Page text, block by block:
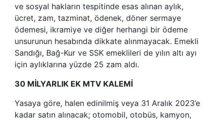
ve sosyal hakların tespitinde esas alınan aylık,
ücret, zam, tazminat, ödenek, döner sermaye
ödemesi, ikramiye ve diğer herhangi bir ödeme
unsurunun hesabında dikkate alınmayacak. Emekli
Sandığı, Bağ-Kur ve SSK emeklileri de yılın altı ayı
için aylıklarına yüzde 25 zam aldı.
30 MİLYARLIK EK MTV KALEMİ
Yasaya göre, halen edinilmiş veya 31 Aralık 2023’e
kadar satın alınacak; otomobil, otobüs, kamyon,